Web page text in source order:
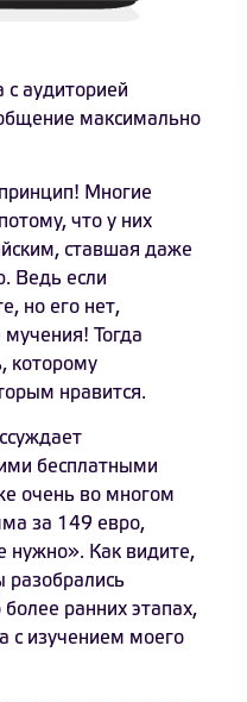
с аудиторией
максимально
Многие
что у них
ставшая даже
Ведь если
но его нет,
мучения! Тогда
которому
нравится.
бесплатными
очень во многом
за 149 евро,
нужно». Как видите,
разобрались
ранних этапах,
с изучением моего